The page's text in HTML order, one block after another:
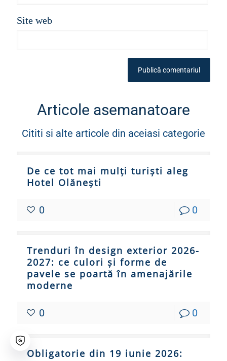
Site web
Articole asemanatoare
Cititi si alte articole din aceiasi categorie
De ce tot mai mulți turiști aleg
Hotel Olănești
0 0
Trenduri în design exterior 2026-
2027: ce culori și forme de
pavele se poartă în amenajările
moderne
0 0
Obligatorie din 19 iunie 2026: